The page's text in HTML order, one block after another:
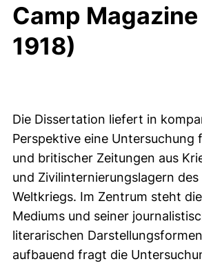
Camp
1918)
Die Dissertation liefert in
Perspektive eine Untersuchung
und britischer Zeitungen aus
und Zivilinternierungslagern des
Weltkriegs. Im Zentrum steht
Mediums und seiner
literarischen
aufbauend fragt die